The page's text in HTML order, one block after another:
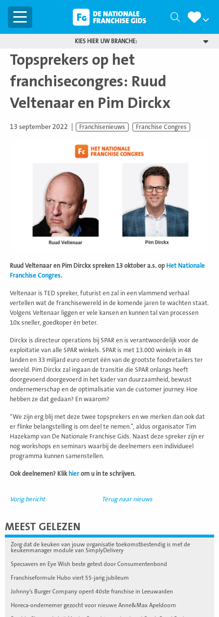
Menu Zoeken
KIES HIER UW BRANCHE:
Topsprekers op het
franchisecongres: Ruud
Veltenaar en Pim Dirckx
13 september 2022 Franchisenieuws Franchise Congres
Ruud Veltenaar en Pim Dirckx spreken 13 oktober a.s. op Het Nationale
Franchise Congres.
Veltenaar is TED spreker, futurist en zal in een vlammend verhaal
vertellen wat de franchisewereld in de komende jaren te wachten staat.
Volgens Veltenaar liggen er vele kansen en kunnen tal van processen
10x sneller, goedkoper èn beter.
Dirckx is directeur operations bij SPAR en is verantwoordelijk voor de
exploitatie van alle SPAR winkels. SPAR is met 13.000 winkels in 48
landen en 33 miljard euro omzet één van de grootste foodretailers ter
wereld. Pim Dirckx zal ingaan de transitie die SPAR onlangs heeft
doorgevoerd doorgevoerd in het kader van duurzaamheid, bewust
ondernemerschap en de optimalisatie van de customer journey. Hoe
hebben ze dat gedaan? En waarom?
“We zijn erg blij met deze twee topsprekers en we merken dan ook dat
er flinke belangstelling is om deel te nemen.”, aldus organisator Tim
Hazekamp van De Nationale Franchise Gids. Naast deze spreker zijn er
nog workshops en seminars waarbij de deelnemers een individueel
programma kunnen samenstellen.
Ook deelnemen? Klik hier om u in te schrijven.
Vorig bericht Terug naar nieuws
MEEST GELEZEN
Zorg dat de keuken van jouw organisatie toekomstbestendig is met de
keukenmanager module van SimplyDelivery
Specsavers en Eye Wish beste getest door Consumentenbond
Franchiseformule Hubo viert 55-jarig jubileum
Johnny’s Burger Company opent 40ste franchise in Leeuwarden
Horeca-ondernemer gezocht voor nieuwe Anne&Max Apeldoorn